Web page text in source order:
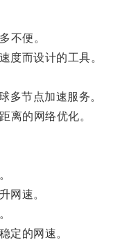
不便。
而设计的工具。
节点加速服务。
的网络优化。
网速。
定的网速。